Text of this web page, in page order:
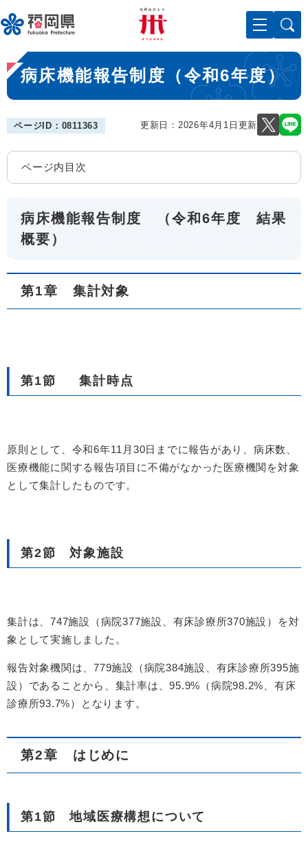
ー
ジ
先
頭
で
メニューを飛ばして本文へ
本
文
病床機能報告制度（令和6年度）
ページID：0811363 更新日：2026年4月1日更新
ページ内目次
病床機能報告制度 （令和6年度 結果
概要）
第1章 集計対象
第1節 集計時点
原則として、令和6年11月30日までに報告があり、病床数、
医療機能に関する報告項目に不備がなかった医療機関を対象
として集計したものです。
第2節 対象施設
集計は、747施設（病院377施設、有床診療所370施設）を対
象として実施しました。
報告対象機関は、779施設（病院384施設、有床診療所395施
設）であることから、集計率は、95.9%（病院98.2%、有床
診療所93.7%）となります。
第2章 はじめに
第1節 地域医療構想について